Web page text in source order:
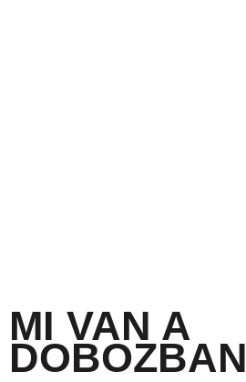
MI VAN A
DOBOZBAN